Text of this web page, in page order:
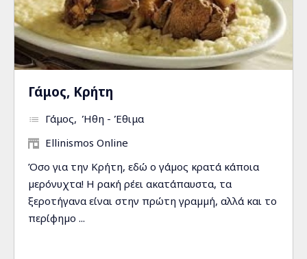
Γάμος, Κρήτη
Γάμος Ήθη - Έθιμα
Ellinismos Online
Όσο για την Κρήτη, εδώ ο γάµος κρατά κάποια
µερόνυχτα! Η ρακή ρέει ακατάπαυστα, τα
ξεροτήγανα είναι στην πρώτη γραµµή, αλλά και το
περίφηµο ...